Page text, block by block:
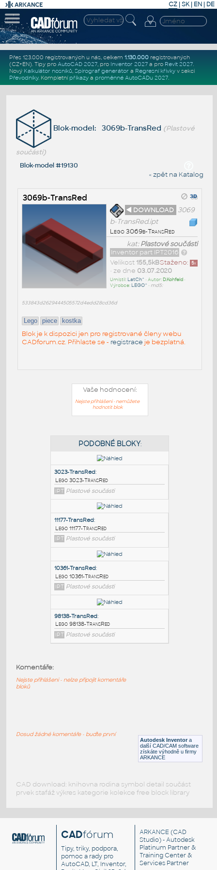
CZ | SK| EN | DE
Přes 123.000 registrovaných u nás, celkem 1.130.000registrovaných
(CZ+EN). Tipy pro AutoCAD 2027, pro Inventor 2027a pro Revit 2027.
Nový Kalkulátor nosníků, Spirograf generátor a Regresní křivkyv sekci
Převodníky. Kompletní příkazya proměnné AutoCADu 2027.
Blok-model: 3069b-TransRed (Plastové
součásti)
Blok-model #19130
« zpět na Katalog
3069b-TransRed
◄ DOWNLOAD 3069
b-TransRed.ipt
Lego 3069b-TransRed
kat:Plastové součásti
Inventor part IPT2016
Staženo: 5x
Velikost 155,5kB
• ze dne 03.07.2020
Umístil: LatCh^ • Autor: D.Kohfeld•
Výrobce: LEGO^ • md5:
533843d2629444505572d4edd28cd36d
Lego piece kostka
Blok je k dispozici jen pro registrované členy webu
CADforum.cz. Přihlaste se - registrace je bezplatná.
Vaše hodnocení:
Nejste přihlášeni - nemůžete
hodnotit blok
PODOBNÉ BLOKY
3023-TransRed:
Lego 3023-TransRed
IPT Plastové součásti
11177-TransRed:
Lego 11177-TransRed
IPT Plastové součásti
Lego 10361-TransRed
Lego 98138-TransRed
Autodesk Inventor a
další CAD/CAM software
získáte výhodně u firmy
ARKANCE
Komentáře:
Nejste přihlášeni - nelze připojit komentáře
bloků
Dosud žádné komentáře - buďte první
CAD download: knihovna rodina symbol detail součást
prvek stafáž výkres kategorie kolekce free block library
CADfórum
Tipy, triky, podpora,
pomoc a rady pro
AutoCAD, LT, Inventor,
ARKANCE (CAD
Studio) - Autodesk
Platinum Partner &
Training Center &
Services Partner